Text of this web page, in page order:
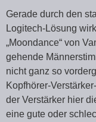
Gerade durch den
Logitech-Lösung
„Moondance“ von
gehende
nicht ganz so
Kopfhörer-
der Verstärker hier
eine gute oder